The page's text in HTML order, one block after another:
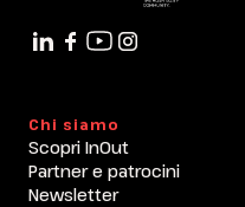
Chi siamo
Scopri InOut
Partner e patrocini
Newsletter